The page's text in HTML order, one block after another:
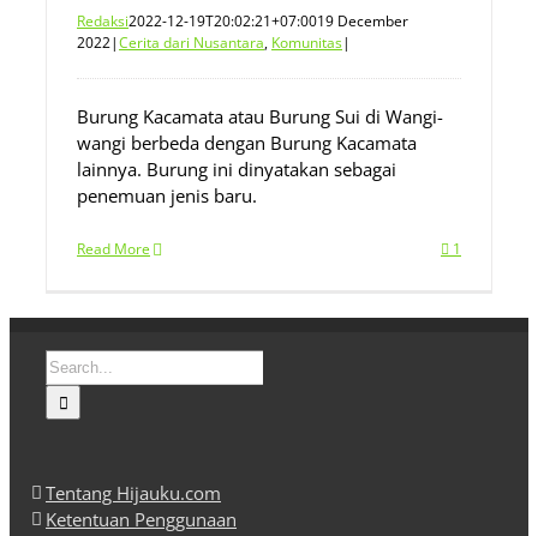
Redaksi2022-12-19T20:02:21+07:0019 December
2022|Cerita dari Nusantara, Komunitas|
Burung Kacamata atau Burung Sui di Wangi-
wangi berbeda dengan Burung Kacamata
lainnya. Burung ini dinyatakan sebagai
penemuan jenis baru.
Read More 1
Search
for:
Tentang Hijauku.com
Ketentuan Penggunaan